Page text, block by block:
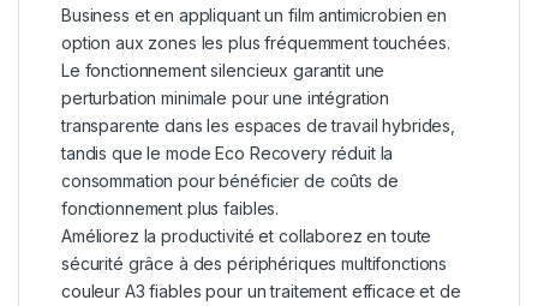
Business et en appliquant un film antimicrobien en
option aux zones les plus fréquemment touchées.
Le fonctionnement silencieux garantit une
perturbation minimale pour une intégration
transparente dans les espaces de travail hybrides,
tandis que le mode Eco Recovery réduit la
consommation pour bénéficier de coûts de
fonctionnement plus faibles.
Améliorez la productivité et collaborez en toute
sécurité grâce à des périphériques multifonctions
couleur A3 fiables pour un traitement efficace et de